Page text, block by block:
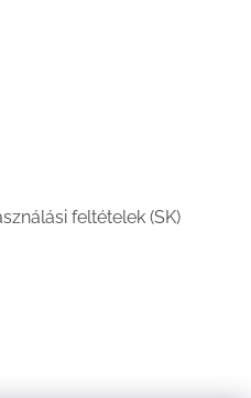
feltételek (SK)